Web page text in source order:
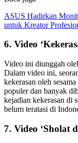
ASUS Hadirkan
untuk Kreator
6. Video
Video ini diunggah
Dalam video ini,
kekerasan oleh
populer dan banyak
kejadian kekerasan di
belum teratasi di
7. Video ‘Sholat